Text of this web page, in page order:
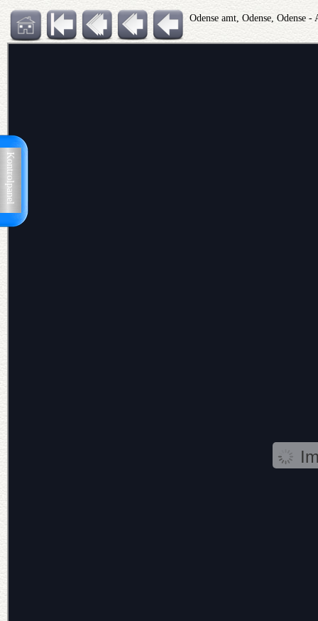
Kontrolpanel
Odense amt, Odense, Odense